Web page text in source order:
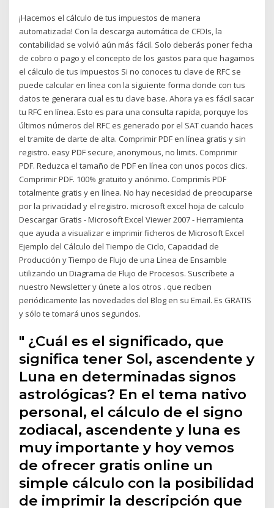
¡Hacemos el cálculo de tus impuestos de manera
automatizada! Con la descarga automática de CFDIs, la
contabilidad se volvió aún más fácil. Solo deberás poner fecha
de cobro o pago y el concepto de los gastos para que hagamos
el cálculo de tus impuestos Si no conoces tu clave de RFC se
puede calcular en línea con la siguiente forma donde con tus
datos te generara cual es tu clave base. Ahora ya es fácil sacar
tu RFC en línea. Esto es para una consulta rapida, porquye los
últimos números del RFC es generado por el SAT cuando haces
el tramite de darte de alta. Comprimir PDF en línea gratis y sin
registro. easy PDF secure, anonymous, no limits. Comprimir
PDF. Reduzca el tamaño de PDF en línea con unos pocos clics.
Comprimir PDF. 100% gratuito y anónimo. Comprimís PDF
totalmente gratis y en línea. No hay necesidad de preocuparse
por la privacidad y el registro. microsoft excel hoja de calculo
Descargar Gratis - Microsoft Excel Viewer 2007 - Herramienta
que ayuda a visualizar e imprimir ficheros de Microsoft Excel
Ejemplo del Cálculo del Tiempo de Ciclo, Capacidad de
Producción y Tiempo de Flujo de una Línea de Ensamble
utilizando un Diagrama de Flujo de Procesos. Suscríbete a
nuestro Newsletter y únete a los otros . que reciben
periódicamente las novedades del Blog en su Email. Es GRATIS
y sólo te tomará unos segundos.
" ¿Cuál es el significado, que
significa tener Sol, ascendente y
Luna en determinadas signos
astrológicas? En el tema nativo
personal, el cálculo de el signo
zodiacal, ascendente y luna es
muy importante y hoy vemos
de ofrecer gratis online un
simple cálculo con la posibilidad
de imprimir la descripción que